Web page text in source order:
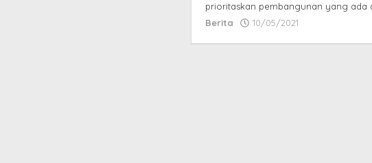
prioritaskan pembangunan yang ada
Berita
10/05/2021